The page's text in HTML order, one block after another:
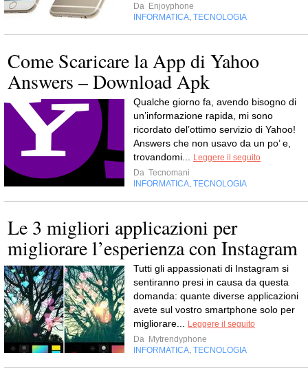
Da Enjoyphone
INFORMATICA TECNOLOGIA
Come Scaricare la App di Yahoo
Answers – Download Apk
Qualche giorno fa, avendo bisogno di
un’informazione rapida, mi sono
ricordato del’ottimo servizio di Yahoo!
Answers che non usavo da un po’ e,
trovandomi...
Leggere il seguito
Da Tecnomani
INFORMATICA TECNOLOGIA
Le 3 migliori applicazioni per
migliorare l’esperienza con Instagram
Tutti gli appassionati di Instagram si
sentiranno presi in causa da questa
domanda: quante diverse applicazioni
avete sul vostro smartphone solo per
migliorare...
Leggere il seguito
Da Mytrendyphone
INFORMATICA TECNOLOGIA